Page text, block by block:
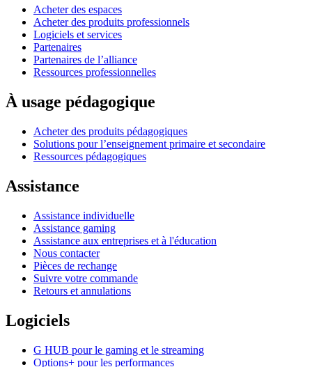
Acheter des espaces
Acheter des produits professionnels
Logiciels et services
Partenaires
Partenaires de l’alliance
Ressources professionnelles
À usage pédagogique
Acheter des produits pédagogiques
Solutions pour l’enseignement primaire et secondaire
Ressources pédagogiques
Assistance
Assistance individuelle
Assistance gaming
Assistance aux entreprises et à l'éducation
Nous contacter
Pièces de rechange
Suivre votre commande
Retours et annulations
Logiciels
G HUB pour le gaming et le streaming
Options+ pour les performances